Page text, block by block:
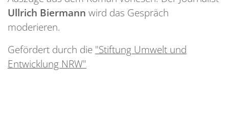
Ullrich Biermann wird das Gespräch
moderieren.
Gefördert durch die "Stiftung Umwelt und
Entwicklung NRW"